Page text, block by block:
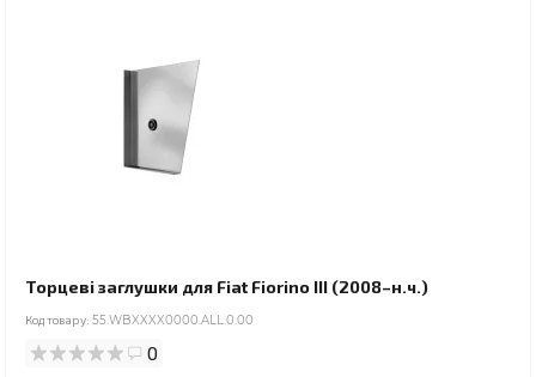
Торцеві заглушки для Fiat Fiorino III (2008–н.ч.)
Код товару: 55.WBXXXX0000.ALL.0.00
0